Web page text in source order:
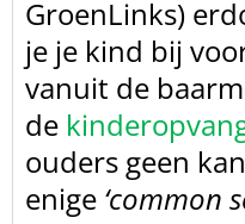
GroenLinks)
je je kind bij
vanuit de
de
ouders geen
enige ‘common